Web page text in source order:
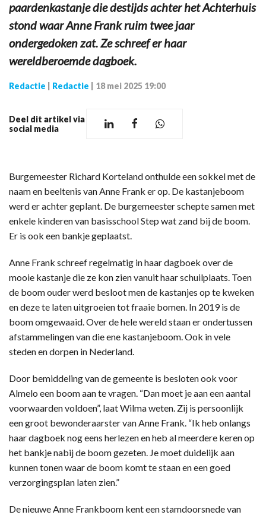
paardenkastanje die destijds achter het Achterhuis
stond waar Anne Frank ruim twee jaar
ondergedoken zat. Ze schreef er haar
wereldberoemde dagboek.
Redactie Redactie 18 mei 2025 19:00
Deel dit artikel via
social media
Burgemeester Richard Korteland onthulde een sokkel met de
naam en beeltenis van Anne Frank er op. De kastanjeboom
werd er achter geplant. De burgemeester schepte samen met
enkele kinderen van basisschool Step wat zand bij de boom.
Er is ook een bankje geplaatst.
Anne Frank schreef regelmatig in haar dagboek over de
mooie kastanje die ze kon zien vanuit haar schuilplaats. Toen
de boom ouder werd besloot men de kastanjes op te kweken
en deze te laten uitgroeien tot fraaie bomen. In 2019 is de
boom omgewaaid. Over de hele wereld staan er ondertussen
afstammelingen van die ene kastanjeboom. Ook in vele
steden en dorpen in Nederland.
Door bemiddeling van de gemeente is besloten ook voor
Almelo een boom aan te vragen. “Dan moet je aan een aantal
voorwaarden voldoen”, laat Wilma weten. Zij is persoonlijk
een groot bewonderaarster van Anne Frank. “Ik heb onlangs
haar dagboek nog eens herlezen en heb al meerdere keren op
het bankje nabij de boom gezeten. Je moet duidelijk aan
kunnen tonen waar de boom komt te staan en een goed
verzorgingsplan laten zien.”
De nieuwe Anne Frankboom kent een stamdoorsnede van